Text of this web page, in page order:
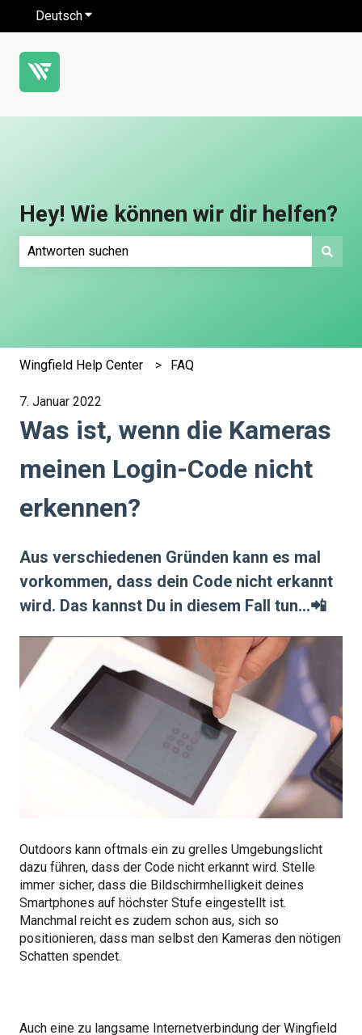
DeutschUntermenü für Übersetzungen anzeigen
Hey! Wie können wir dir helfen?
Wingfield Help Center FAQ
7. Januar 2022
Was ist, wenn die Kameras
meinen Login-Code nicht
erkennen?
Aus verschiedenen Gründen kann es mal
vorkommen, dass dein Code nicht erkannt
wird. Das kannst Du in diesem Fall tun...📲
Outdoors kann oftmals ein zu grelles Umgebungslicht
dazu führen, dass der Code nicht erkannt wird. Stelle
immer sicher, dass die Bildschirmhelligkeit deines
Smartphones auf höchster Stufe eingestellt ist.
Manchmal reicht es zudem schon aus, sich so
positionieren, dass man selbst den Kameras den nötigen
Schatten spendet.
Auch eine zu langsame Internetverbindung der Wingfield